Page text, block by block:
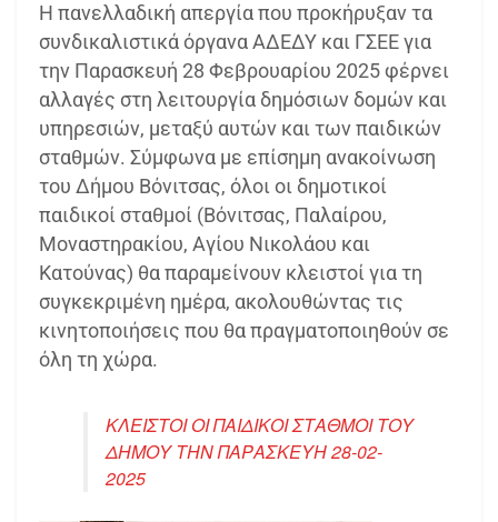
Η πανελλαδική απεργία που προκήρυξαν τα
συνδικαλιστικά όργανα ΑΔΕΔΥ και ΓΣΕΕ για
την Παρασκευή 28 Φεβρουαρίου 2025 φέρνει
αλλαγές στη λειτουργία δημόσιων δομών και
υπηρεσιών, μεταξύ αυτών και των παιδικών
σταθμών. Σύμφωνα με επίσημη ανακοίνωση
του Δήμου Βόνιτσας, όλοι οι δημοτικοί
παιδικοί σταθμοί (Βόνιτσας, Παλαίρου,
Μοναστηρακίου, Αγίου Νικολάου και
Κατούνας) θα παραμείνουν κλειστοί για τη
συγκεκριμένη ημέρα, ακολουθώντας τις
κινητοποιήσεις που θα πραγματοποιηθούν σε
όλη τη χώρα.
ΚΛΕΙΣΤΟΙ ΟΙ ΠΑΙΔΙΚΟΙ ΣΤΑΘΜΟΙ ΤΟΥ
ΔΗΜΟΥ ΤΗΝ ΠΑΡΑΣΚΕΥΗ 28-02-
2025